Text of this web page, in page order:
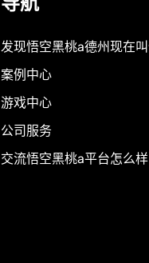
发现悟空黑桃a德州现在
案例中心
游戏中心
公司服务
交流悟空黑桃a平台怎么样